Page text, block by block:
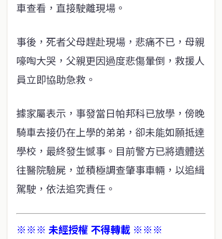
車查看，直接駛離現場。
事後，死者父母趕赴現場，悲痛不已，母親
嚎啕大哭，父親更因過度悲傷暈倒，救援人
員立即協助急救。
據家屬表示，事發當日帕邦科已放學，傍晚
騎車去接仍在上學的弟弟，卻未能如願抵達
學校，最終發生憾事。目前警方已將遺體送
往醫院驗屍，並積極調查肇事車輛，以追緝
駕駛，依法追究責任。
※※※ 未經授權 不得轉載 ※※※